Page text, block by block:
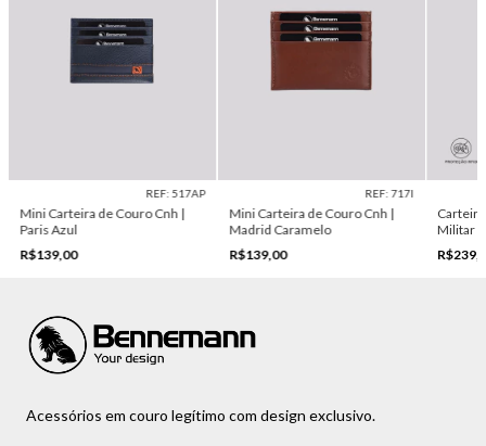
REF: 517AP
Mini Carteira de Couro Cnh |
Paris Azul
R$139,00
REF: 717I
Mini Carteira de Couro Cnh |
Madrid Caramelo
R$139,00
Militar
Acessórios em couro legítimo com design exclusivo.